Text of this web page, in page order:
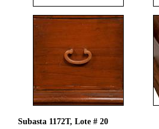
Subasta 1172T, Lote # 20